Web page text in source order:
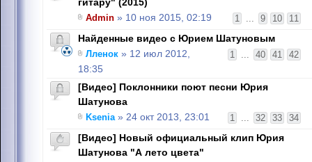
1 ... 9 10 11
Admin » 10 ноя 2015, 02:19
Найденные видео с Юрием Шатуновым
1 ... 40 41 42
Лленок » 12 июл 2012,
18:35
[Видео] Поклонники поют песни Юрия
Шатунова
1 ... 32 33 34
Ksenia» 24 окт 2013, 23:01
[Видео] Новый официальный клип Юрия
Шатунова "А лето цвета"